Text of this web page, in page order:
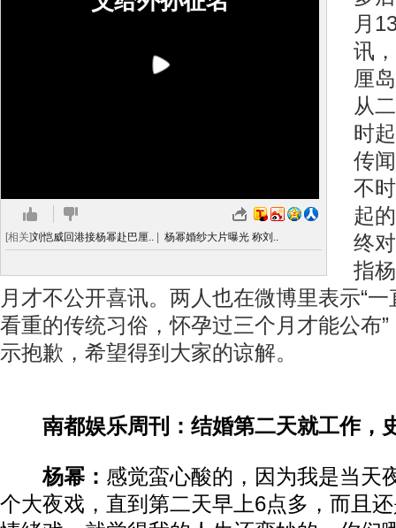
[相关]刘恺威回港接杨幂赴巴厘.. 杨幂婚纱大片曝光 称刘..
月
讯
厘
从
时
传
不
起
终
指
月才不公开喜讯。两人也在微博里表示“
看重的传统习俗，怀孕过三个月才能公布
示抱歉，希望得到大家的谅解。
南都娱乐周刊：结婚第二天就工作，
杨幂： 感觉蛮心酸的，因为我是当天
个大夜戏，直到第二天早上6点多，而且